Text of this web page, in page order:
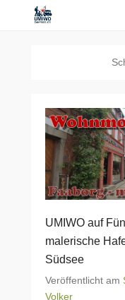
UMIWO auf
malerische
Südsee
Veröffentlicht am
Volker